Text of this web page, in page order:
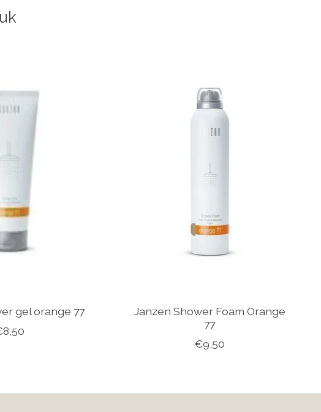
gel orange 77
Janzen Shower Foam Orange
77
€9,50